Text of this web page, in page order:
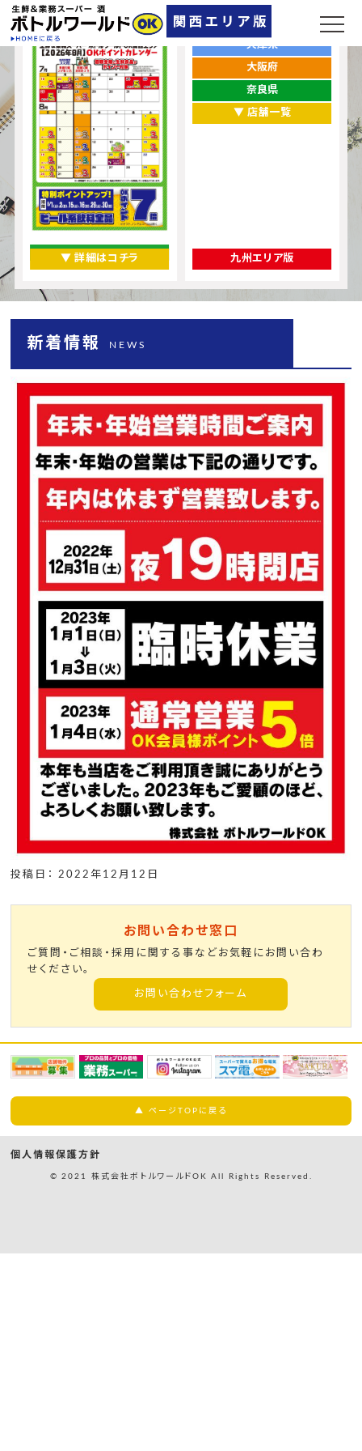
ポイントカレンダー
▼ 詳細はコチラ
お店をエリアから探す
兵庫県
大阪府
奈良県
▼ 店舗一覧
九州エリア版
新着情報 NEWS
投稿日： 2022年12月12日
お問い合わせ窓口
ご質問・ご相談・採用に関する事などお気軽にお問い合わ
せください。
お問い合わせフォーム
▲ ページTOPに戻る
個人情報保護方針
© 2021 株式会社ボトルワールドOK All Rights Reserved.